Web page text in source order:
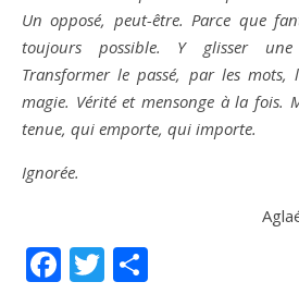
Un opposé, peut-être. Parce que
toujours possible. Y glisser une
Transformer le passé, par les mots,
magie. Vérité et mensonge à la fois.
tenue, qui emporte, qui importe.
Ignorée.
Facebook
Twitter